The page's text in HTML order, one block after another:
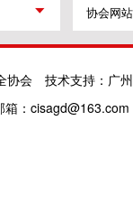
协会
技术支持：广
箱：cisagd@163.com